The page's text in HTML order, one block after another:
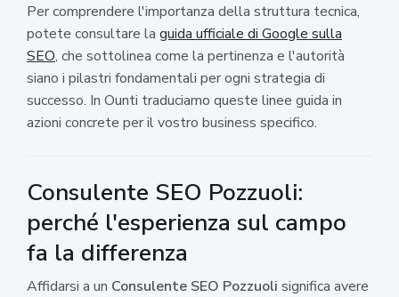
Per comprendere l'importanza della struttura tecnica,
potete consultare la guida ufficiale di Google sulla
SEO, che sottolinea come la pertinenza e l'autorità
siano i pilastri fondamentali per ogni strategia di
successo. In Ounti traduciamo queste linee guida in
azioni concrete per il vostro business specifico.
Consulente SEO Pozzuoli:
perché l'esperienza sul campo
fa la differenza
Affidarsi a un Consulente SEO Pozzuoli significa avere